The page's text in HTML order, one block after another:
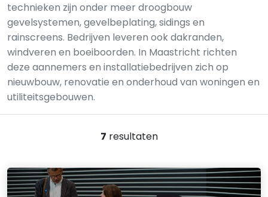
technieken zijn onder meer droogbouw
gevelsystemen, gevelbeplating, sidings en
rainscreens. Bedrijven leveren ook dakranden,
windveren en boeiboorden. In Maastricht richten
deze aannemers en installatiebedrijven zich op
nieuwbouw, renovatie en onderhoud van woningen en
utiliteitsgebouwen.
7 resultaten